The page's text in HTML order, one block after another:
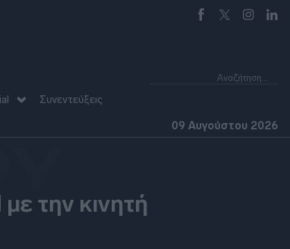
Συνεντεύξεις
09 Αυγούστου 2026
την κινητή